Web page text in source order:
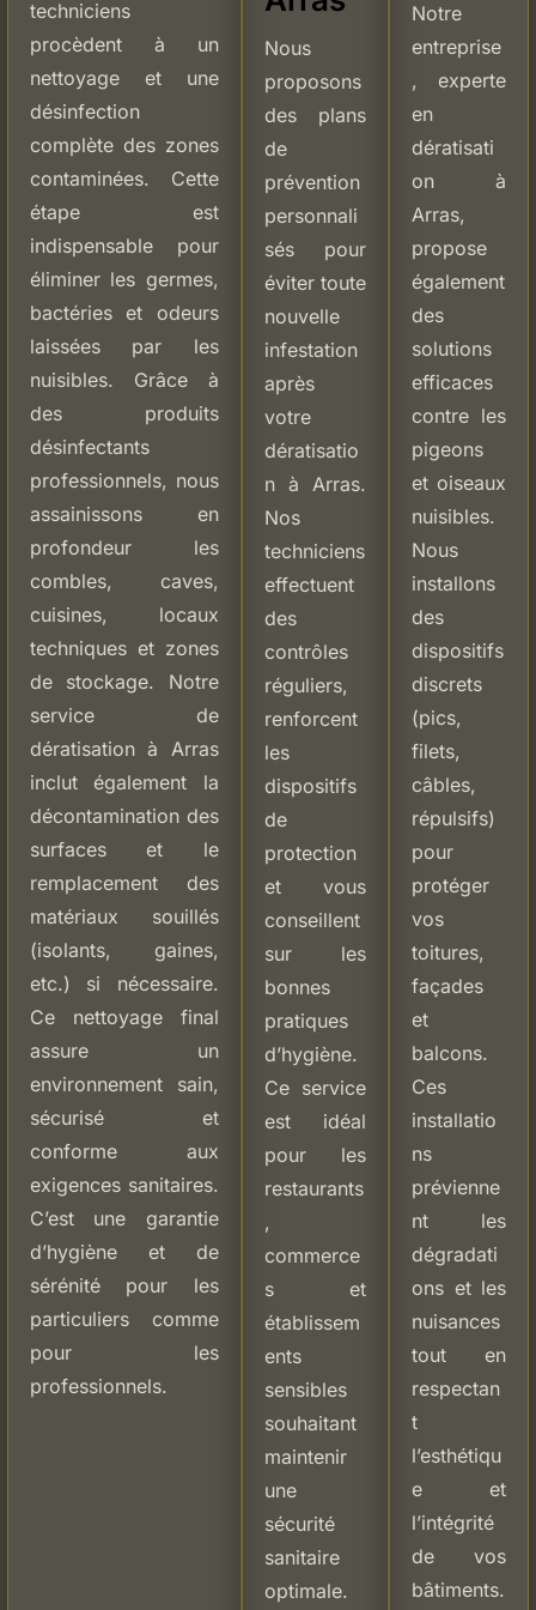
techniciens
procèdent à un
nettoyage et une
désinfection
complète des zones
contaminées. Cette
étape est
indispensable pour
éliminer les germes,
bactéries et odeurs
laissées par les
nuisibles. Grâce à
des produits
désinfectants
professionnels, nous
assainissons en
profondeur les
combles, caves,
cuisines, locaux
techniques et zones
de stockage. Notre
service de
dératisation à Arras
inclut également la
décontamination des
surfaces et le
remplacement des
matériaux souillés
(isolants, gaines,
etc.) si nécessaire.
Ce nettoyage final
assure un
environnement sain,
sécurisé et
conforme aux
exigences sanitaires.
C’est une garantie
d’hygiène et de
sérénité pour les
particuliers comme
pour les
professionnels.
Nous
proposons
des plans
de
prévention
personnali
sés pour
éviter toute
nouvelle
infestation
après
votre
dératisatio
n à Arras.
Nos
techniciens
effectuent
des
contrôles
réguliers,
renforcent
les
dispositifs
de
protection
et vous
conseillent
sur les
bonnes
pratiques
d’hygiène.
Ce service
est idéal
pour les
restaurants
,
commerce
s et
établissem
ents
sensibles
souhaitant
maintenir
une
sécurité
sanitaire
optimale.
Notre
entreprise
, experte
en
dératisati
on à
Arras,
propose
également
des
solutions
efficaces
contre les
pigeons
et oiseaux
nuisibles.
Nous
installons
des
dispositifs
discrets
(pics,
filets,
câbles,
répulsifs)
pour
protéger
vos
toitures,
façades
et
balcons.
Ces
installatio
ns
prévienne
nt les
dégradati
ons et les
nuisances
tout en
respectan
t
l’esthétiqu
e et
l’intégrité
de vos
bâtiments.